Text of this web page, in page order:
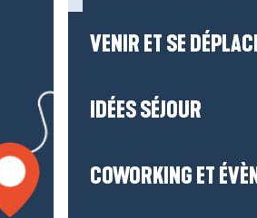
VENIR ET SE
IDÉES SÉJOUR
COWORKING ET